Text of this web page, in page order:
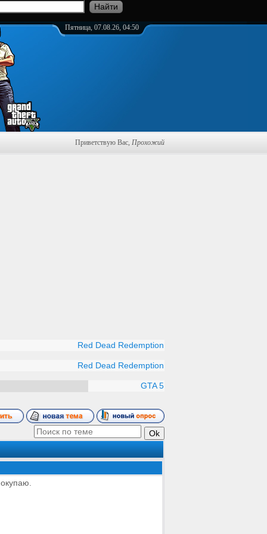
Пятница, 07.08.26, 04:50
Приветствую Вас, Прохожий
Red Dead Redemption
Red Dead Redemption
GTA 5